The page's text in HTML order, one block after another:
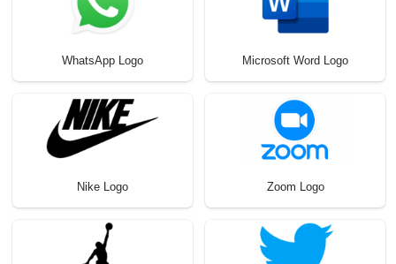
WhatsApp Logo Microsoft Word Logo
Nike Logo Zoom Logo